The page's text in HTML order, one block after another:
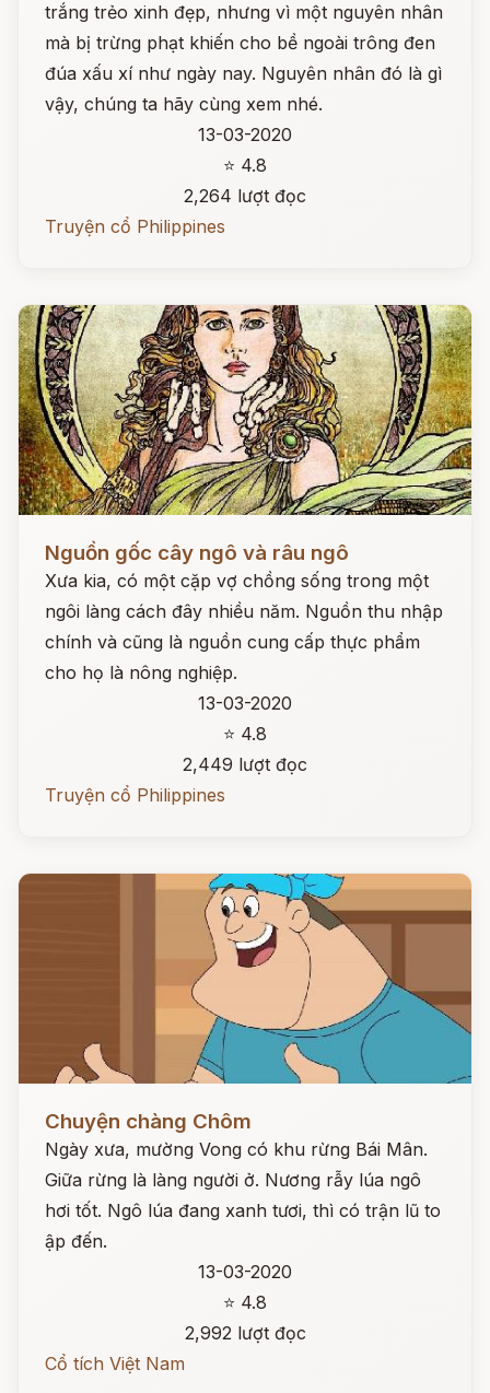
trắng trẻo xinh đẹp, nhưng vì một nguyên nhân
mà bị trừng phạt khiến cho bề ngoài trông đen
đúa xấu xí như ngày nay. Nguyên nhân đó là gì
vậy, chúng ta hãy cùng xem nhé.
13-03-2020
⭐ 4.8
2,264 lượt đọc
Truyện cổ Philippines
Đọc ngay
Nguồn gốc cây ngô và râu ngô
Xưa kia, có một cặp vợ chồng sống trong một
ngôi làng cách đây nhiều năm. Nguồn thu nhập
chính và cũng là nguồn cung cấp thực phẩm
cho họ là nông nghiệp.
13-03-2020
⭐ 4.8
2,449 lượt đọc
Truyện cổ Philippines
Chuyện chàng Chôm
Ngày xưa, mường Vong có khu rừng Bái Mân.
Giữa rừng là làng người ở. Nương rẫy lúa ngô
hơi tốt. Ngô lúa đang xanh tươi, thì có trận lũ to
ập đến.
13-03-2020
⭐ 4.8
2,992 lượt đọc
Cổ tích Việt Nam